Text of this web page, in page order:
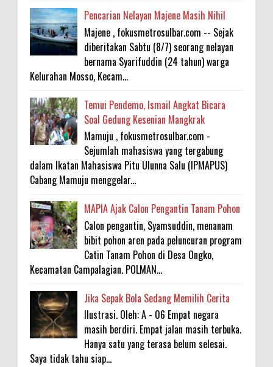
Pencarian Nelayan Majene Masih Nihil
Majene , fokusmetrosulbar.com -- Sejak
diberitakan Sabtu (8/7) seorang nelayan
bernama Syarifuddin (24 tahun) warga
Kelurahan Mosso, Kecam...
Temui Pendemo, Ismail Angkat Bicara
Soal Gedung Kesenian Mangkrak
Mamuju , fokusmetrosulbar.com -
Sejumlah mahasiswa yang tergabung
dalam Ikatan Mahasiswa Pitu Ulunna Salu (IPMAPUS)
Cabang Mamuju menggelar...
MAPIA Ajak Calon Pengantin Tanam Pohon
Calon pengantin, Syamsuddin, menanam
bibit pohon aren pada peluncuran program
Catin Tanam Pohon di Desa Ongko,
Kecamatan Campalagian. POLMAN...
Jika Sepak Bola Sedang Memilih Cerita
Ilustrasi. Oleh: A - 06 Empat negara
masih berdiri. Empat jalan masih terbuka.
Hanya satu yang terasa belum selesai.
Saya tidak tahu siap...